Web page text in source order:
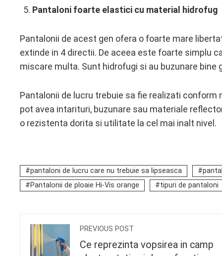
Pantaloni foarte elastici cu material hidrofug
Pantalonii de acest gen ofera o foarte mare
extinde in 4 directii. De aceea este foarte simplu
miscare multa. Sunt hidrofugi si au buzunare
Pantalonii de lucru trebuie sa fie realizati
pot avea intarituri, buzunare sau materiale
o rezistenta dorita si utilitate la cel mai inalt nivel.
pantaloni de lucru care nu trebuie sa lipseasca
Pantalonii de ploaie Hi-Vis orange
tipuri de pantaloni
PREVIOUS POST
Ce reprezinta vopsirea in camp